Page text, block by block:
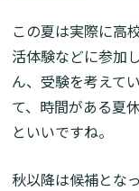
この夏は実際に高
活体験などに参加
ん、受験を考えて
て、時間がある夏
といいですね。
秋以降は候補とな